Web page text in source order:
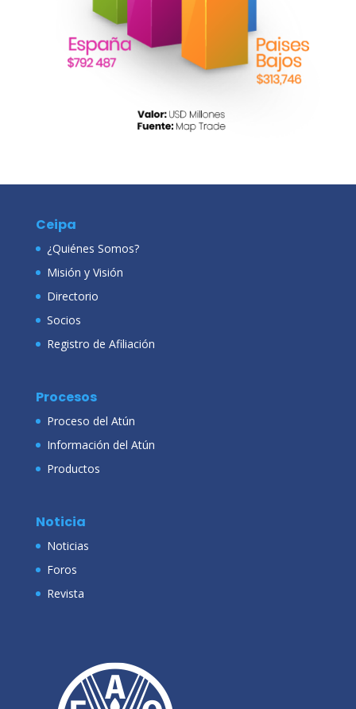
Ceipa
¿Quiénes Somos?
Misión y Visión
Directorio
Socios
Registro de Afiliación
Procesos
Proceso del Atún
Información del Atún
Productos
Noticia
Noticias
Foros
Revista